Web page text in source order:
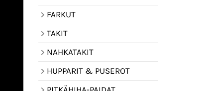
FARKUT
TAKIT
NAHKATAKIT
HUPPARIT & PUSEROT